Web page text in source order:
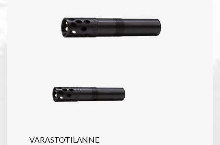
VARASTOTILANNE